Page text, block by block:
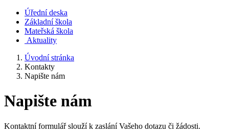
Úřední deska
Základní škola
Mateřská škola
Aktuality
Úvodní stránka
Kontakty
Napište nám
Napište nám
Kontaktní formulář slouží k zaslání Vašeho dotazu či žádosti.